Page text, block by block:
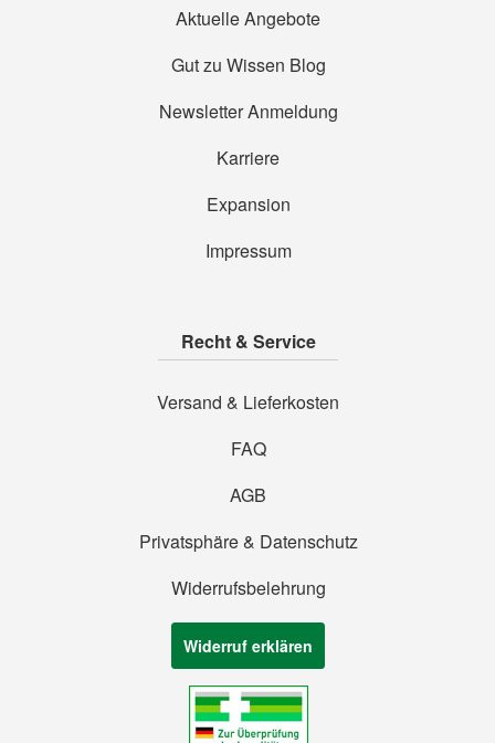
Aktuelle Angebote
Gut zu Wissen Blog
Newsletter Anmeldung
Karriere
Expansion
Impressum
Recht & Service
Versand & Lieferkosten
FAQ
AGB
Privatsphäre & Datenschutz
Widerrufsbelehrung
Widerruf erklären